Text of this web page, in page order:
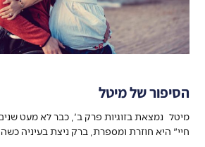
הסיפור של מיטל
מיטל נמצאת בזוגיות פרק ב', כבר לא מעט
חיי" היא חוזרת ומספרת, ברק ניצת בעיניה